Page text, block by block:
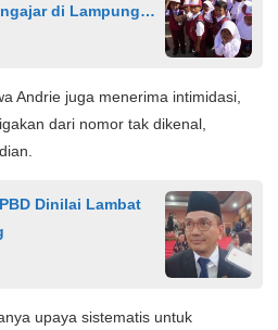
di Lampung
Andrie juga menerima intimidasi,
dari nomor tak dikenal,
Dinilai Lambat
upaya sistematis untuk